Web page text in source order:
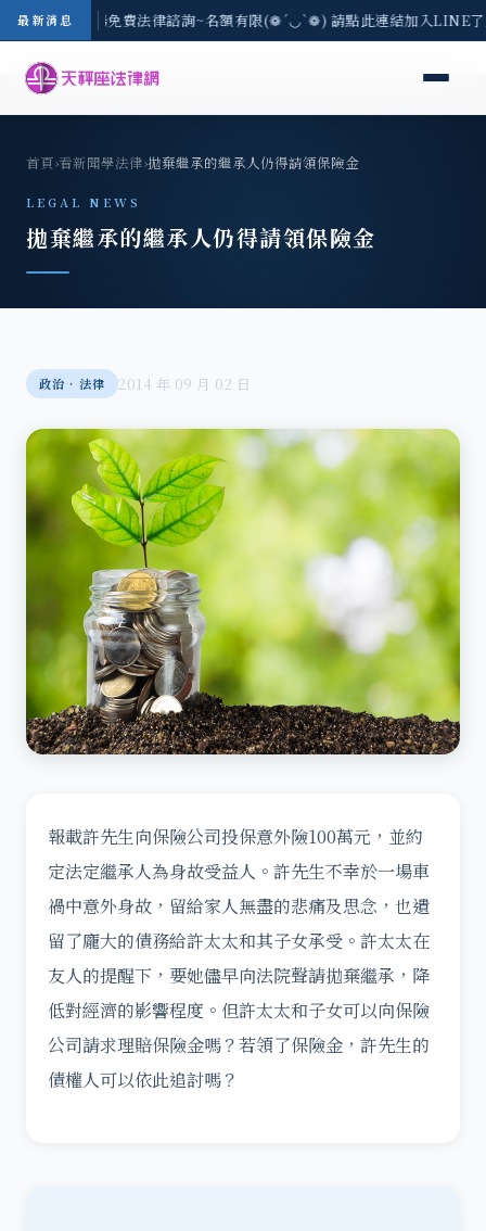
最新消息
-8/3(一) 現場免費法律諮詢~名額有限(❁´◡`❁) 請點此連結加入LINE
首頁›看新聞學法律›拋棄繼承的繼承人仍得請領保險金
LEGAL NEWS
拋棄繼承的繼承人仍得請領保險金
政治‧法律 2014 年 09 月 02 日
報載許先生向保險公司投保意外險100萬元，並約
定法定繼承人為身故受益人。許先生不幸於一場車
禍中意外身故，留給家人無盡的悲痛及思念，也遺
留了龐大的債務給許太太和其子女承受。許太太在
友人的提醒下，要她儘早向法院聲請拋棄繼承，降
低對經濟的影響程度。但許太太和子女可以向保險
公司請求理賠保險金嗎？若領了保險金，許先生的
債權人可以依此追討嗎？